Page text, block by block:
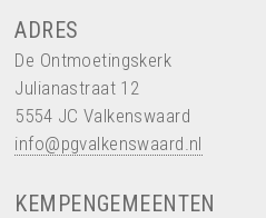
ADRES
De Ontmoetingskerk
Julianastraat 12
5554 JC Valkenswaard
info@pgvalkenswaard.nl
KEMPENGEMEENTEN